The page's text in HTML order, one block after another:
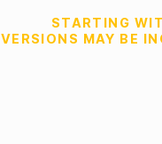
STARTING
VERSIONS MAY BE